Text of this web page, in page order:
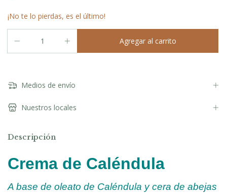
¡No te lo pierdas, es el último!
Medios de envío
Nuestros locales
Descripción
Crema de Caléndula
A base de oleato de Caléndula y cera de abejas